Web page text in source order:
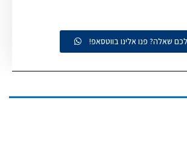
שאלה? פנו אלינו בווטסאפ!